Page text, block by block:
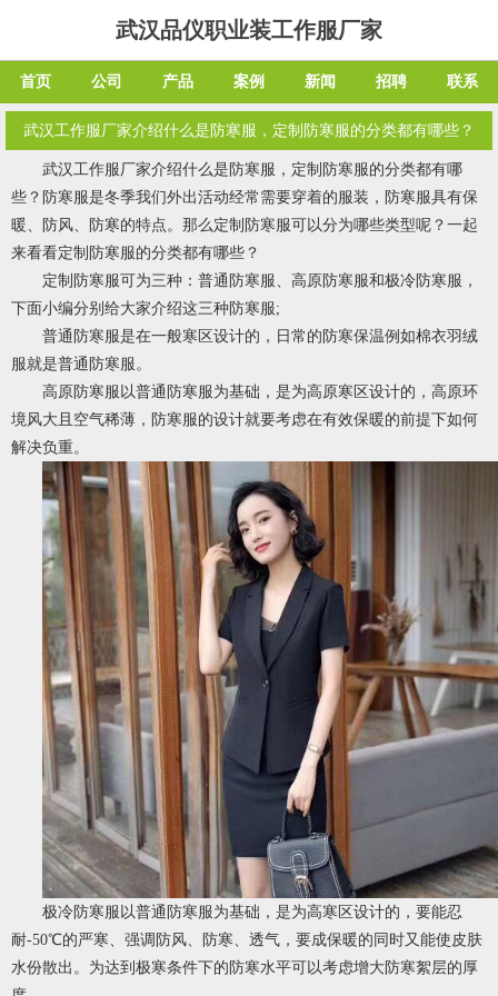
武汉品仪职业装工作服厂家
首页 公司 产品 案例 新闻 招聘 联系
武汉工作服厂家介绍什么是防寒服，定制防寒服的分类都有哪些？
武汉工作服厂家介绍什么是防寒服，定制防寒服的分类都有哪
些？防寒服是冬季我们外出活动经常需要穿着的服装，防寒服具有保
暖、防风、防寒的特点。那么定制防寒服可以分为哪些类型呢？一起
来看看定制防寒服的分类都有哪些？
定制防寒服可为三种：普通防寒服、高原防寒服和极冷防寒服，
下面小编分别给大家介绍这三种防寒服;
普通防寒服是在一般寒区设计的，日常的防寒保温例如棉衣羽绒
服就是普通防寒服。
高原防寒服以普通防寒服为基础，是为高原寒区设计的，高原环
境风大且空气稀薄，防寒服的设计就要考虑在有效保暖的前提下如何
解决负重。
极冷防寒服以普通防寒服为基础，是为高寒区设计的，要能忍
耐-50℃的严寒、强调防风、防寒、透气，要成保暖的同时又能使皮肤
水份散出。为达到极寒条件下的防寒水平可以考虑增大防寒絮层的厚